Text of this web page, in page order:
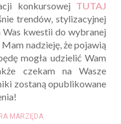
konkursowej TUTAJ
trendów, stylizacyjnej
kwestii do wybranej
nadzieję, że pojawią
mogła udzielić Wam
czekam na Wasze
zostaną opublikowane
MARZĘDA